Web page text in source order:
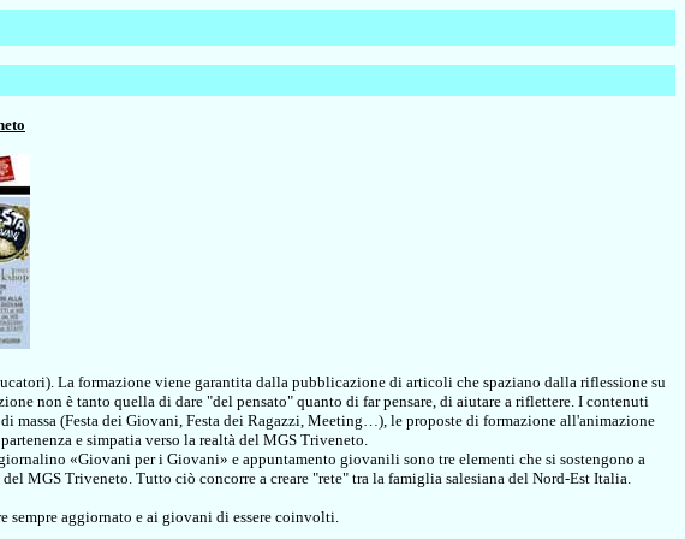
La formazione viene garantita dalla pubblicazione di articoli che spaziano dalla riflessione su
non è tanto quella di dare "del pensato" quanto di far pensare, di aiutare a riflettere. I contenuti
(Festa dei Giovani, Festa dei Ragazzi, Meeting…), le proposte di formazione all'animazione
e simpatia verso la realtà del MGS Triveneto.
«Giovani per i Giovani» e appuntamento giovanili sono tre elementi che si sostengono a
MGS Triveneto. Tutto ciò concorre a creare "rete" tra la famiglia salesiana del Nord-Est Italia.
sempre aggiornato e ai giovani di essere coinvolti.